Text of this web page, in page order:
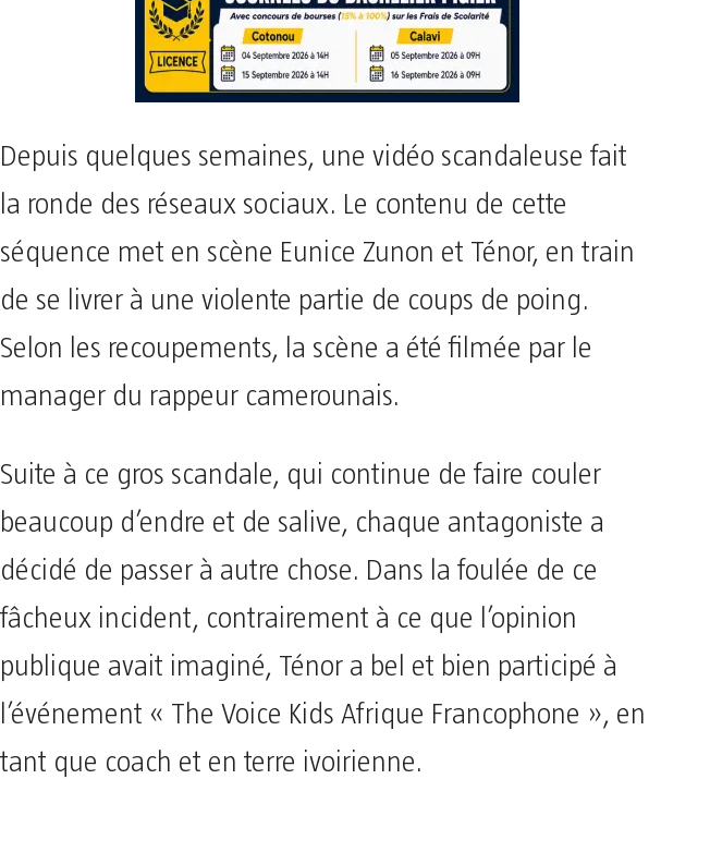
Depuis quelques semaines, une vidéo scandaleuse fait
la ronde des réseaux sociaux. Le contenu de cette
séquence met en scène Eunice Zunon et Ténor, en train
de se livrer à une violente partie de coups de poing.
Selon les recoupements, la scène a été filmée par le
manager du rappeur camerounais.
Suite à ce gros scandale, qui continue de faire couler
beaucoup d’endre et de salive, chaque antagoniste a
décidé de passer à autre chose. Dans la foulée de ce
fâcheux incident, contrairement à ce que l’opinion
publique avait imaginé, Ténor a bel et bien participé à
l’événement « The Voice Kids Afrique Francophone », en
tant que coach et en terre ivoirienne.